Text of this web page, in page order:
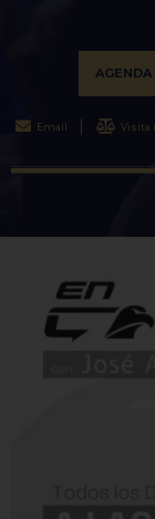
Email Visita